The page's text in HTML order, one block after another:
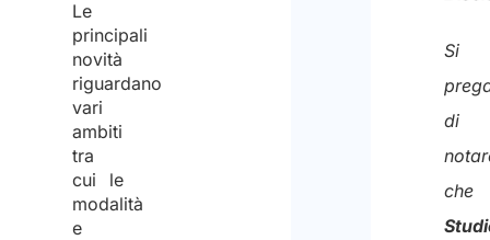
Le
principali
novità
riguardano
vari
ambiti
tra
cui le
modalità
e
Si
di
che